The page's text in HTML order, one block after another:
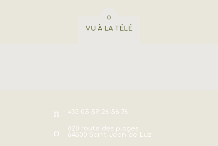
VU À LA TÉLÉ
+33 05 59 26 56 76
820 route des plages
64500 Saint-Jean-de-Luz